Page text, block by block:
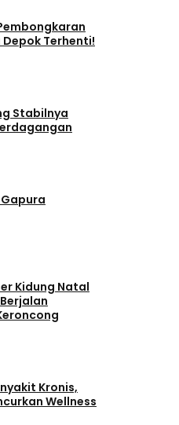
Terhenti!
Stabilnya
Kidung Natal
Kronis,
Wellness